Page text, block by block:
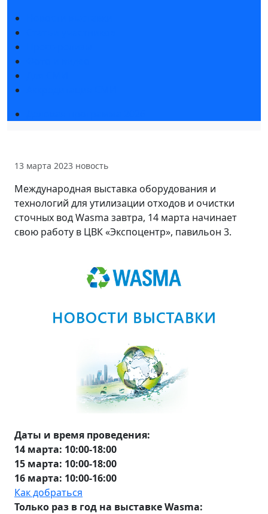
13 марта 2023 новость
Международная выставка оборудования и
технологий для утилизации отходов и очистки
сточных вод Wasma завтра, 14 марта начинает
свою работу в ЦВК «Экспоцентр», павильон 3.
Даты и время проведения:
14 марта: 10:00-18:00
15 марта: 10:00-18:00
16 марта: 10:00-16:00
Как добраться
Только раз в год на выставке Wasma: